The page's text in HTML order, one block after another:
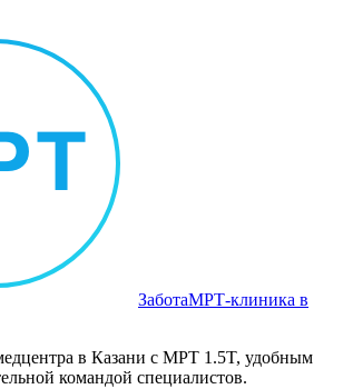
ЗаботаМРТ‑клиника в
в Казани с МРТ 1.5T, удобным
командой специалистов.